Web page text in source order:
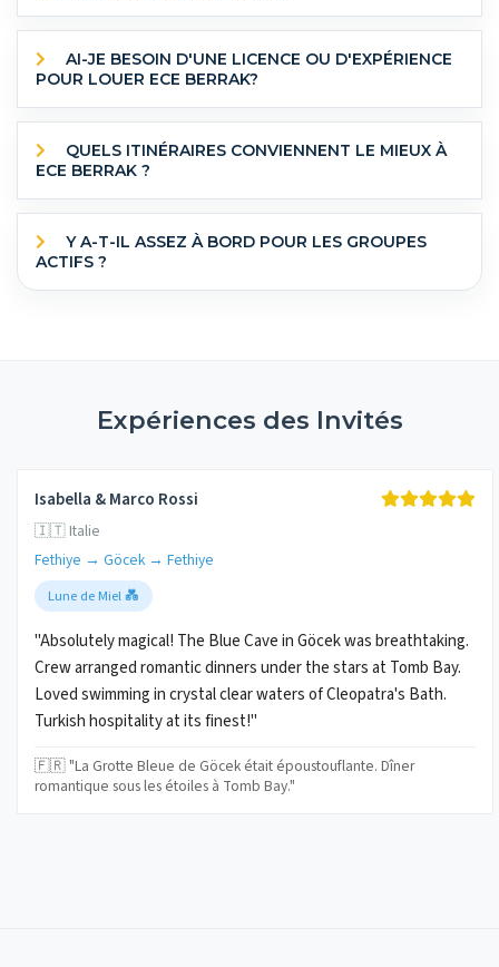
POUR LOUER ECE BERRAK?
ECE BERRAK ?
ACTIFS ?
Expériences des Invités
Isabella & Marco Rossi
🇮🇹 Italie
Fethiye → Göcek → Fethiye
Lune de Miel 💑
"Absolutely magical! The Blue Cave in Göcek was breathtaking.
Crew arranged romantic dinners under the stars at Tomb Bay.
Loved swimming in crystal clear waters of Cleopatra's Bath.
Turkish hospitality at its finest!"
🇫🇷 "La Grotte Bleue de Göcek était époustouflante. Dîner
romantique sous les étoiles à Tomb Bay."